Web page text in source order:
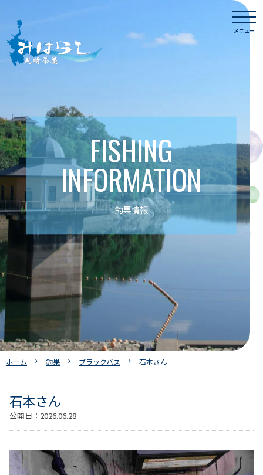
content
メニュー
FISHING
INFORMATION
釣果情報
ホーム 釣果 ブラックバス 石本さん
石本さん
公開日： 2026.06.28